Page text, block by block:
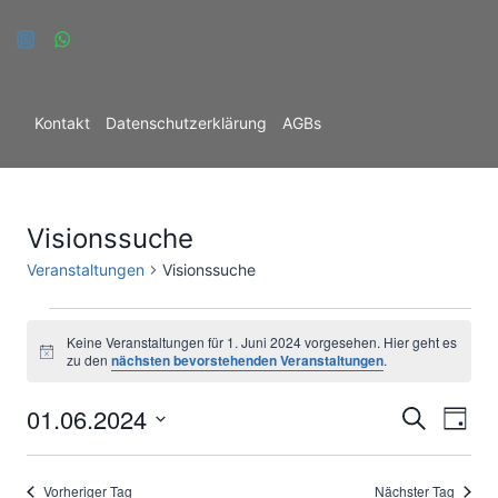
Inhalt
Kontakt Datenschutzerklärung AGBs
Visionssuche
Veranstaltungen Visionssuche
Veranstaltungen
1.
Hinweis
Keine Veranstaltungen für 1. Juni 2024 vorgesehen. Hier geht es
zu dennächsten bevorstehenden Veranstaltungen.
SucheTag
01.06.2024
Datum
wählen.
Vorheriger Tag Nächster Tag